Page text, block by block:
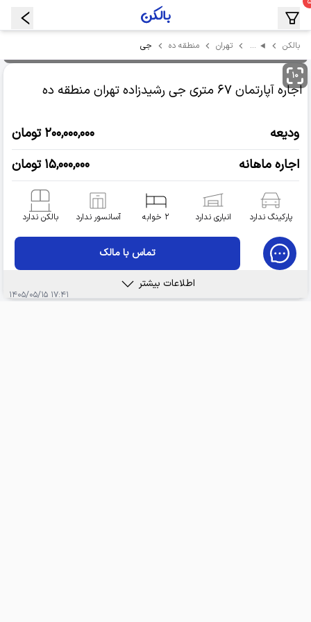
بالکن … تهران منطقه ده جی
۱۰
اجاره آپارتمان۶۷ متری جی رشیدزاده تهران منطقه ده
ودیعه
۲۰۰,۰۰۰,۰۰۰ تومان
اجاره ماهانه
۱۵,۰۰۰,۰۰۰ تومان
پارکینگ ندارد انباری ندارد ۲ خوابه آسانسور ندارد بالکن ندارد
تماس با مالک
اطلاعات بیشتر
۱۷:۴۱ ۱۴۰۵/۰۵/۱۵